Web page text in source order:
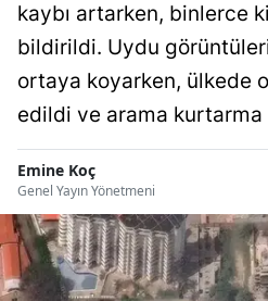
Aydın
Bolu
kaybı artarken, binlerce
bildirildi. Uydu görüntüleri
ortaya koyarken, ülkede
edildi ve arama kurtarma
Emine Koç
Genel Yayın Yönetmeni